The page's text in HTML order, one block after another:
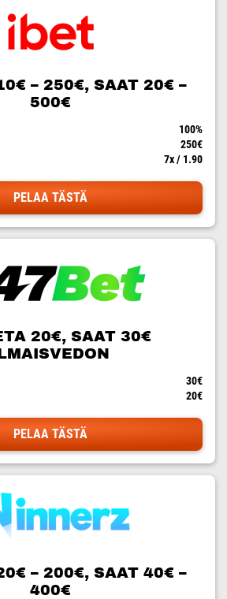
– 250€, SAAT 20€ –
500€
100%
250€
7x / 1.90
PELAA TÄSTÄ
20€, SAAT 30€
30€
20€
PELAA TÄSTÄ
– 200€, SAAT 40€ –
400€